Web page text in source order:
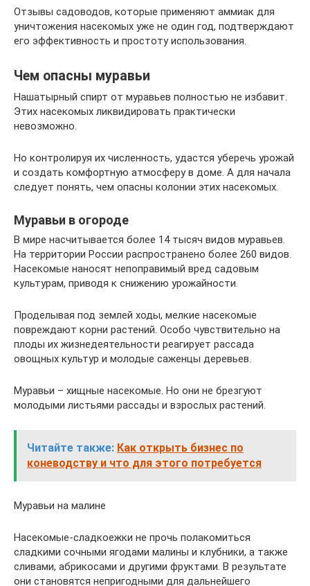
Отзывы садоводов, которые применяют аммиак для
уничтожения насекомых уже не один год, подтверждают
его эффективность и простоту использования.
Чем опасны муравьи
Нашатырный спирт от муравьев полностью не избавит.
Этих насекомых ликвидировать практически
невозможно.
Но контролируя их численность, удастся уберечь урожай
и создать комфортную атмосферу в доме. А для начала
следует понять, чем опасны колонии этих насекомых.
Муравьи в огороде
В мире насчитывается более 14 тысяч видов муравьев.
На территории России распространено более 260 видов.
Насекомые наносят непоправимый вред садовым
культурам, приводя к снижению урожайности.
Проделывая под землей ходы, мелкие насекомые
повреждают корни растений. Особо чувствительно на
плоды их жизнедеятельности реагирует рассада
овощных культур и молодые саженцы деревьев.
Муравьи – хищные насекомые. Но они не брезгуют
молодыми листьями рассады и взрослых растений.
Читайте также: Как открыть бизнес по
коневодству и что для этого потребуется
Муравьи на малине
Насекомые-сладкоежки не прочь полакомиться
сладкими сочными ягодами малины и клубники, а также
сливами, абрикосами и другими фруктами. В результате
они становятся непригодными для дальнейшего